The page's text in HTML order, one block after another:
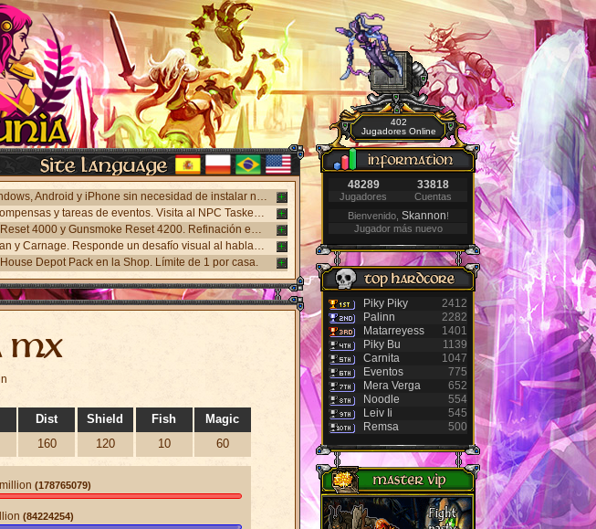
¡Nuevo cliente web disponible! Juega en Windows, Android y iPhone sin necesidad de instalar nada. Accede desde el panel "Mi Cuenta".
Nuevo sistema NPC Tasker, con mejores recompensas y tareas de eventos. Visita al NPC Tasker con el Cliente Universal actualizado.
Nuevos monstruos lanzados: Holy Inquisitor Reset 4000 y Gunsmoke Reset 4200. Refinación en la estatua Rigel, caza 6.
Nuevo Antibot en los Jefes: Khufu, Slenderman y Carnage. Responde un desafío visual al hablar con los NPCs guardias para acceder a las salas.
Depot Pack en la Shop. Límite de 1 por casa.
mx
Dist
160
Shield
120
Fish
10
Magic
60
(178765079)
(84224254)
402
Jugadores Online
48289 33818
Jugadores
Cuentas
Bienvenido, Skannon!
Jugador más nuevo
Piky Piky
2412
Palinn
2282
Matarreyess
1401
Piky Bu
1139
Carnita
1047
Eventos
775
Mera Verga
652
Noodle
554
Leiv Ii
545
Remsa
500